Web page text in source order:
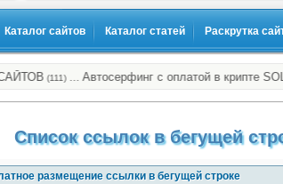
Каталог сайтов Каталог статей Раскрутка
(111)…Автосерфинг с оплатой в крипте
Список ссылок в бегущей
размещение ссылки в бегущей строке